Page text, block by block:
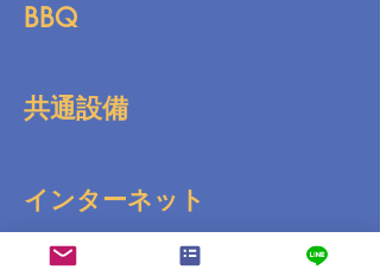
BBQ
共通設備
インターネット